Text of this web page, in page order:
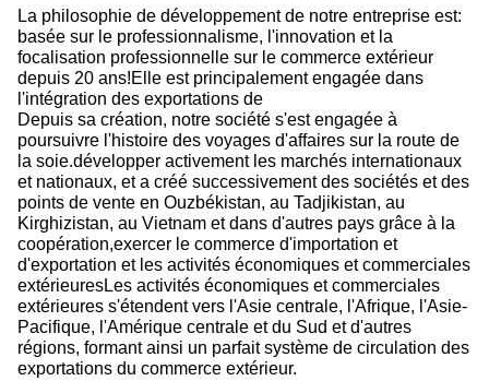
La philosophie de développement de notre entreprise est:
basée sur le professionnalisme, l'innovation et la
focalisation professionnelle sur le commerce extérieur
depuis 20 ans!Elle est principalement engagée dans
l'intégration des exportations de
Depuis sa création, notre société s'est engagée à
poursuivre l'histoire des voyages d'affaires sur la route de
la soie.développer activement les marchés internationaux
et nationaux, et a créé successivement des sociétés et des
points de vente en Ouzbékistan, au Tadjikistan, au
Kirghizistan, au Vietnam et dans d'autres pays grâce à la
coopération,exercer le commerce d'importation et
d'exportation et les activités économiques et commerciales
extérieuresLes activités économiques et commerciales
extérieures s'étendent vers l'Asie centrale, l'Afrique, l'Asie-
Pacifique, l'Amérique centrale et du Sud et d'autres
régions, formant ainsi un parfait système de circulation des
exportations du commerce extérieur.